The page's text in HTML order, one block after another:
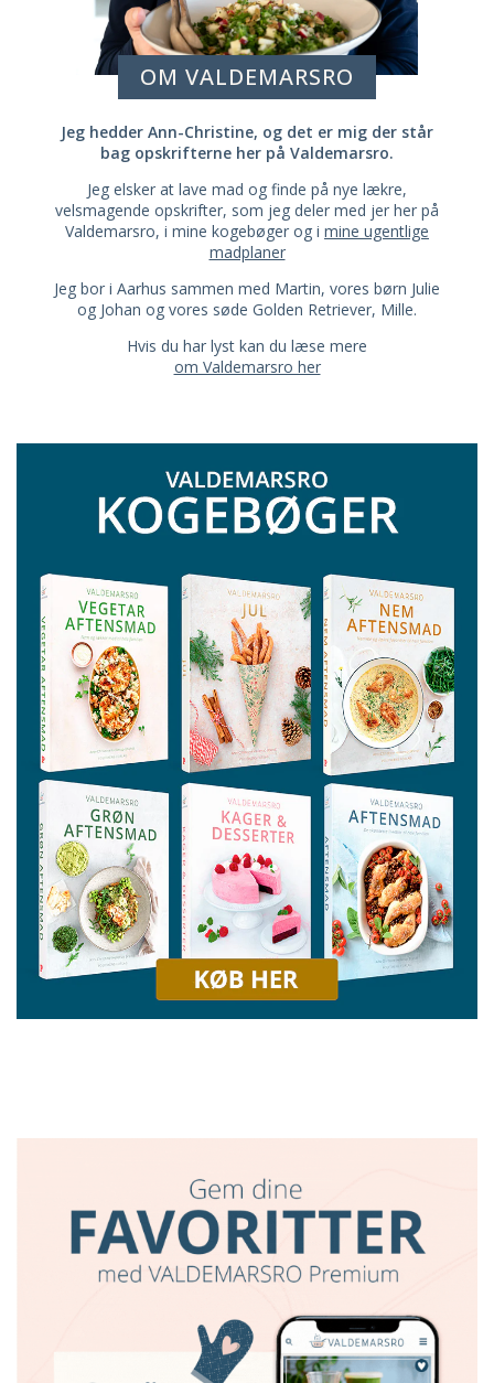
OM VALDEMARSRO
Jeg hedder Ann-Christine, og det er mig der står
bag opskrifterne her på Valdemarsro.
Jeg elsker at lave mad og finde på nye lækre,
velsmagende opskrifter, som jeg deler med jer her på
Valdemarsro, i mine kogebøger og i mine ugentlige
madplaner
Jeg bor i Aarhus sammen med Martin, vores børn Julie
og Johan og vores søde Golden Retriever, Mille.
Hvis du har lyst kan du læse mere
om Valdemarsro her